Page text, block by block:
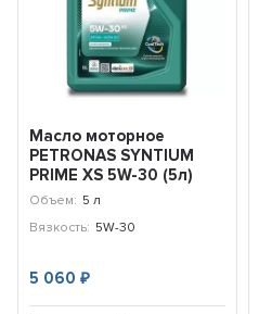
Масло моторное
PETRONAS SYNTIUM
PRIME XS 5W-30 (5л)
71235M12EU
Объем: 5 л
Вязкость: 5W-30
5 060₽